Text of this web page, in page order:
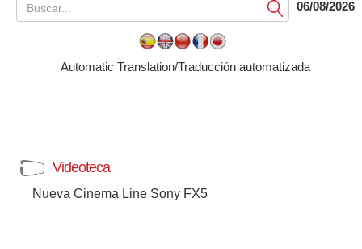
Submit06/08/2026
Automatic Translation/Traducción automatizada
Videoteca
Nueva Cinema Line Sony FX5